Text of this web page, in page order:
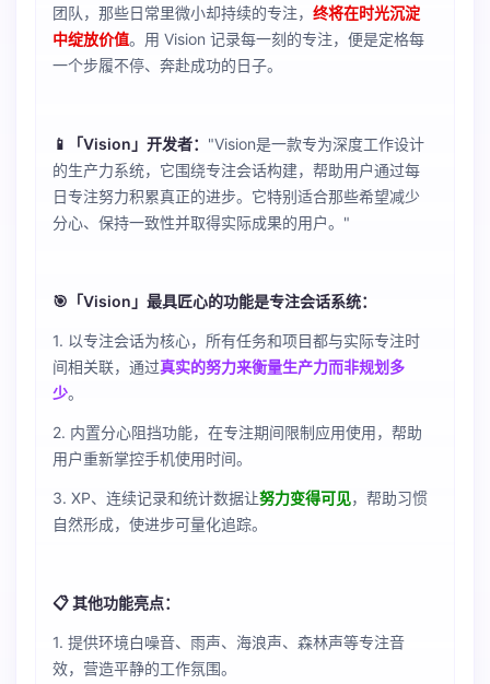
团队，那些日常里微小却持续的专注， 终将在时光沉淀
中绽放价值。用 Vision 记录每一刻的专注，便是定格每
一个步履不停、奔赴成功的日子。
📱「Vision」开发者： "Vision是一款专为深度工作设计
的生产力系统，它围绕专注会话构建，帮助用户通过每
日专注努力积累真正的进步。它特别适合那些希望减少
分心、保持一致性并取得实际成果的用户。"
🎯「Vision」最具匠心的功能是专注会话系统：
1. 以专注会话为核心，所有任务和项目都与实际专注时
间相关联，通过真实的努力来衡量生产力而非规划多
少。
2. 内置分心阻挡功能，在专注期间限制应用使用，帮助
用户重新掌控手机使用时间。
3. XP、连续记录和统计数据让努力变得可见，帮助习惯
自然形成，使进步可量化追踪。
📋 其他功能亮点：
1. 提供环境白噪音、雨声、海浪声、森林声等专注音
效，营造平静的工作氛围。